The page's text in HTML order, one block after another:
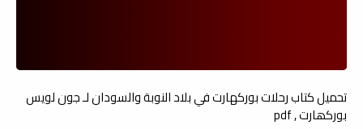
تحميل كتاب رحلات بوركهارت في بلاد النوبة والسودان لـ جون لويس
بوركھارت , pdf